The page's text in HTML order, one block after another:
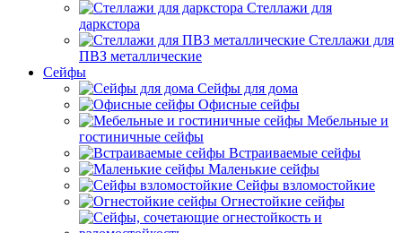
Стеллажи для
даркстора
Стеллажи для
ПВЗ металлические
Сейфы
Сейфы для дома
Офисные сейфы
Мебельные и
гостиничные сейфы
Встраиваемые сейфы
Маленькие сейфы
Сейфы взломостойкие
Огнестойкие сейфы